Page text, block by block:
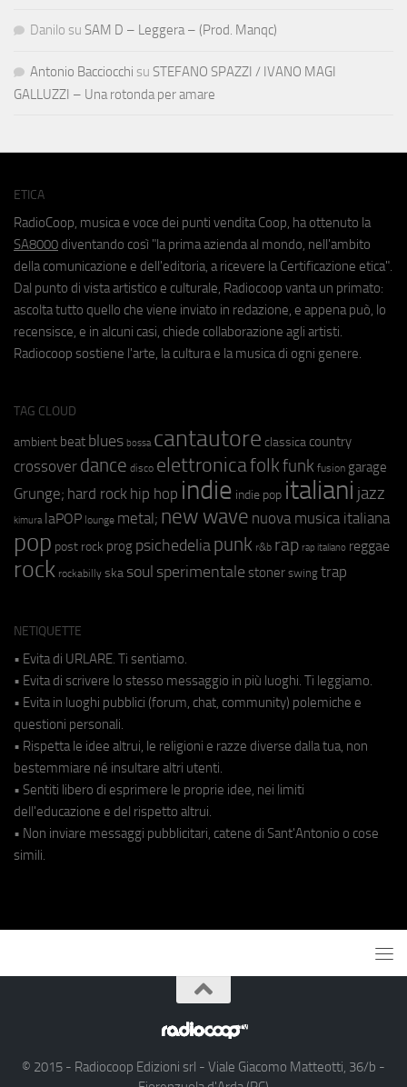
Danilo su SAM D – Leggera – (Prod. Manqc)
Antonio Bacciocchi su STEFANO SPAZZI / IVANO MAGI
GALLUZZI – Una rotonda per amare
ETICA
RadioCoop, musica e voce dei punti vendita Coop, ha ottenuto la
SA8000 diventando così "la prima azienda al mondo, nell'ambito
della comunicazione e dell'editoria, a ricevere la Certificazione etica".
Dal punto di vista artistico e culturale, Radiocoop vanta un primato:
ascolta tutto quello che viene inviato in redazione, e appena può, lo
recensisce, e in alcuni casi, chiede collaborazione agli artisti.
Radiocoop sostiene l'arte, la cultura e la musica di ogni genere.
TAG CLOUD
ambient beat blues bossa cantautore classica country
crossover dance disco elettronicafolkfunk fusion garage
Grunge; hard rock hip hop indie indie pop italiani jazz
kimura laPOP lounge metal; new wave nuova musica italiana
pop post rock prog psichedeliapunk r&b rap rap italiano reggae
rock rockabilly ska soul sperimentale stoner swing trap
NETIQUETTE
• Evita di URLARE. Ti sentiamo.
• Evita di scrivere lo stesso messaggio in più luoghi. Ti leggiamo.
• Evita in luoghi pubblici (forum, chat, community) polemiche e
questioni personali.
• Rispetta le idee altrui, le religioni e razze diverse dalla tua, non
bestemmiare né insultare altri utenti.
• Sentiti libero di esprimere le proprie idee, nei limiti
dell'educazione e del rispetto altrui.
• Non inviare messaggi pubblicitari, catene di Sant'Antonio o cose
simili.
© 2015 - Radiocoop Edizioni srl - Viale Giacomo Matteotti, 36/b -